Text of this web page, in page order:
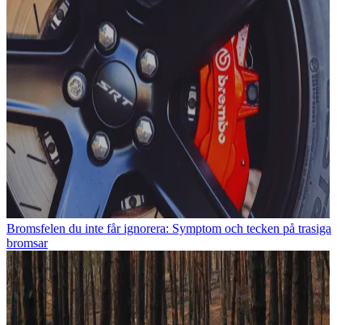
Bromsfelen du inte får ignorera: Symptom och tecken på trasiga
bromsar